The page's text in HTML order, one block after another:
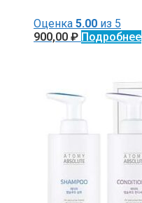
Оценка 5.00 из 5
900,00 ₽ Подробнее